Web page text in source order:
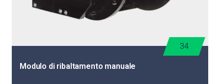
Modulo di ribaltamento manuale
34